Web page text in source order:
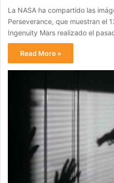
La NASA ha compartido las
Perseverance, que muestran el
Ingenuity Mars realizado el
Read More »